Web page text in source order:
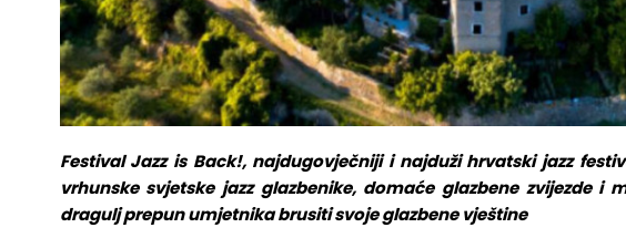
Festival Jazz is Back!, najdugovječniji i najduži hrvatski jazz
vrhunske svjetske jazz glazbenike, domaće glazbene zvijezde
dragulj prepun umjetnika brusiti svoje glazbene vještine